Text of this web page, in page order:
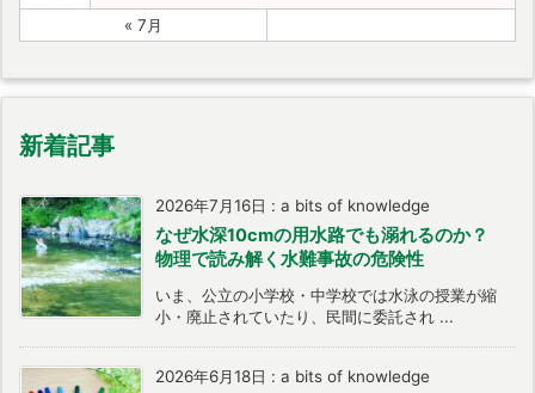
« 7月
新着記事
2026年7月16日 : a bits of knowledge
なぜ水深10cmの用水路でも溺れるのか？
物理で読み解く水難事故の危険性
いま、公立の小学校・中学校では水泳の授業が縮
小・廃止されていたり、民間に委託され ...
2026年6月18日 : a bits of knowledge